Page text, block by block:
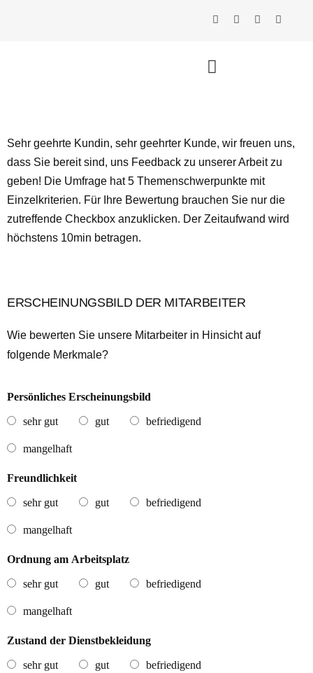
Sehr geehrte Kundin, sehr geehrter Kunde, wir freuen uns,
dass Sie bereit sind, uns Feedback zu unserer Arbeit zu
geben! Die Umfrage hat 5 Themenschwerpunkte mit
Einzelkriterien. Für Ihre Bewertung brauchen Sie nur die
zutreffende Checkbox anzuklicken. Der Zeitaufwand wird
höchstens 10min betragen.
ERSCHEINUNGSBILD DER MITARBEITER
Wie bewerten Sie unsere Mitarbeiter in Hinsicht auf
folgende Merkmale?
Persönliches Erscheinungsbild
sehr gut
gut
befriedigend
mangelhaft
Freundlichkeit
sehr gut
gut
befriedigend
mangelhaft
Ordnung am Arbeitsplatz
sehr gut
gut
befriedigend
mangelhaft
Zustand der Dienstbekleidung
sehr gut
gut
befriedigend